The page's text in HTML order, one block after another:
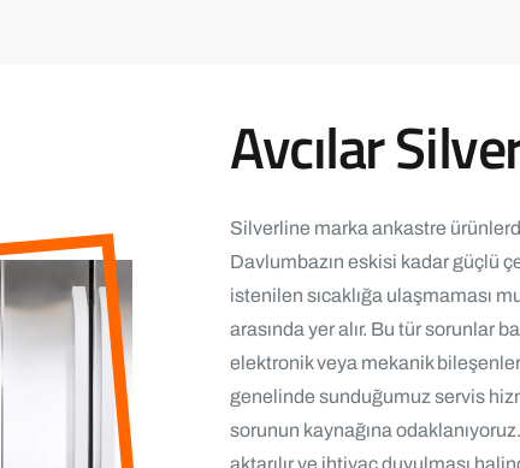
Avcılar
Silverline marka ankastre
Davlumbazın eskisi kadar güçlü
istenilen sıcaklığa ulaşmaması
arasında yer alır. Bu tür sorunlar
elektronik veya mekanik
genelinde sunduğumuz servis
sorunun kaynağına
aktarılır ve ihtiyaç duyulması